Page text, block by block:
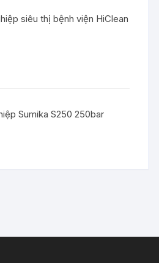
siêu thị bệnh viện HiClean
Sumika S250 250bar